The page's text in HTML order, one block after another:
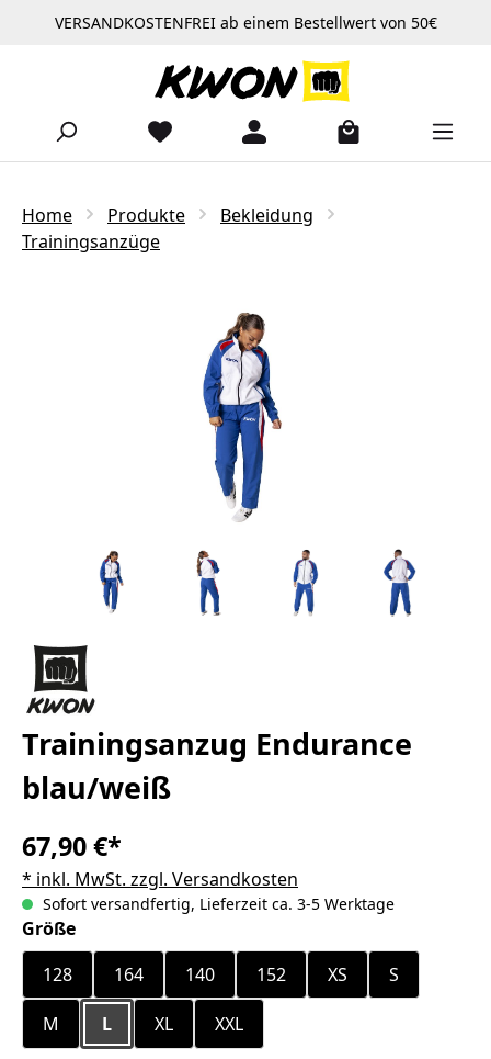
Zum Hauptinhalt springen
VERSANDKOSTENFREI ab einem Bestellwert von 50€
Home Produkte
Bekleidung
Trainingsanzüge
Trainingsanzug Endurance
blau/weiß
67,90 €*
* inkl. MwSt. zzgl. Versandkosten
Sofort versandfertig, Lieferzeit ca. 3-5 Werktage
Größeauswählen
128
164 140 152 XS S
M L XL XXL